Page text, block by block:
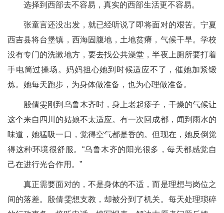
选择到西部去不容易，真实的西部生活更不容易。
张童言还没出发，就已经听说了即将面对的艰苦。宁夏
西吉县将台堡镇，西海固腹地，土地贫瘠，气候干旱。学校
没有专门的洗漱地方，要去找公共澡堂，半夜上厕所要打着
手电筒过操场。妈妈担心她到时候适应不了，催她加紧锻
炼。她每天跑步，为身体做准备，也为心理做准备。
殷倩雯刚到乌鲁木齐时，身上老起疹子，干燥的气候让
这个来自四川的姑娘不太适应。有一次回成都，闻到雨水的
味道，她猛吸一口，觉得空气都是香的。但现在，她反倒觉
得这种环境很舒服。“乌鲁木齐的阳光很多，每天都感觉自
己在进行光合作用。”
真正需要面对的，不是身体的不适，而是理想与岗位之
间的落差。殷倩雯想支教，却被分到了机关。每天处理琐碎